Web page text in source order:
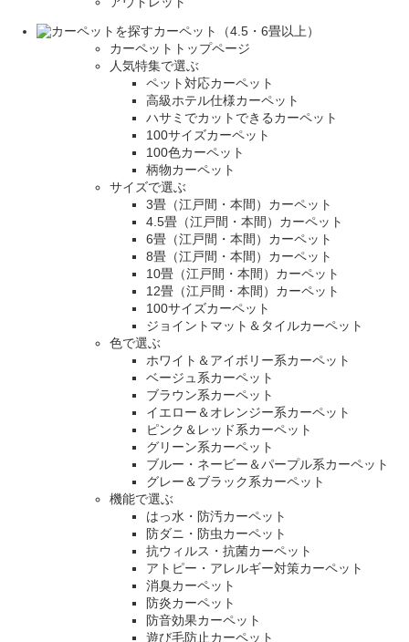
カーペット（4.5・6畳以上）
カーペットトップページ
人気特集で選ぶ
ペット対応カーペット
高級ホテル仕様カーペット
ハサミでカットできるカーペット
100サイズカーペット
100色カーペット
柄物カーペット
サイズで選ぶ
3畳（江戸間・本間）カーペット
4.5畳（江戸間・本間）カーペット
6畳（江戸間・本間）カーペット
8畳（江戸間・本間）カーペット
10畳（江戸間・本間）カーペット
12畳（江戸間・本間）カーペット
100サイズカーペット
ジョイントマット＆タイルカーペット
色で選ぶ
ホワイト＆アイボリー系カーペット
ベージュ系カーペット
ブラウン系カーペット
イエロー＆オレンジー系カーペット
ピンク＆レッド系カーペット
グリーン系カーペット
ブルー・ネービー＆パープル系カーペット
グレー＆ブラック系カーペット
機能で選ぶ
はっ水・防汚カーペット
防ダニ・防虫カーペット
抗ウィルス・抗菌カーペット
アトピー・アレルギー対策カーペット
消臭カーペット
防炎カーペット
防音効果カーペット
遊び毛防止カーペット